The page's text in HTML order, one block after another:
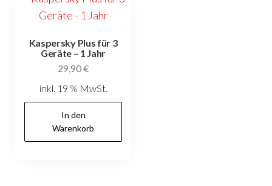
Kaspersky Plus für 3
Geräte – 1 Jahr
29,90€
inkl. 19 % MwSt.
In den
Warenkorb